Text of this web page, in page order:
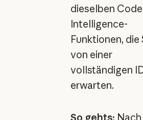
dieselben
Intelligence-
Funktionen, die
von einer
vollständigen
erwarten.
So gehts: Nach